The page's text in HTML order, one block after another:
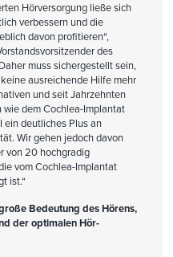
Hörversorgung ließe sich
verbessern und die
davon profitieren“,
des
muss sichergestellt sein,
ausreichende Hilfe mehr
und seit Jahrzehnten
dem Cochlea-Implantat
ein deutliches Plus an
Wir gehen jedoch davon
von 20 hochgradig
vom Cochlea-Implantat
ist.“
Bedeutung des Hörens,
der optimalen Hör-